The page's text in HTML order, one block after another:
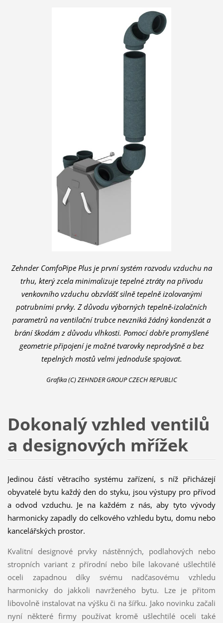
Zehnder ComfoPipe Plus je první systém rozvodu vzduchu na
trhu, který zcela minimalizuje tepelné ztráty na přívodu
venkovního vzduchu obzvlášť silně tepelně izolovanými
potrubními prvky. Z důvodu výborných tepelně-izolačních
parametrů na ventilační trubce nevzniká žádný kondenzát a
brání škodám z důvodu vlhkosti. Pomocí dobře promyšlené
geometrie připojení je možné tvarovky neprodyšně a bez
tepelných mostů velmi jednoduše spojovat.
Grafika (C) ZEHNDER GROUP CZECH REPUBLIC
Dokonalý vzhled ventilů
a designových mřížek
Jedinou částí větracího systému zařízení, s níž přicházejí
obyvatelé bytu každý den do styku, jsou výstupy pro přívod
a odvod vzduchu. Je na každém z nás, aby tyto vývody
harmonicky zapadly do celkového vzhledu bytu, domu nebo
kancelářských prostor.
Kvalitní designové prvky nástěnných, podlahových nebo
stropních variant z přírodní nebo bíle lakované ušlechtilé
oceli zapadnou díky svému nadčasovému vzhledu
harmonicky do jakkoli navrženého bytu. Lze je přitom
libovolně instalovat na výšku či na šířku. Jako novinku začali
nyní některé firmy používat kromě ušlechtilé oceli také